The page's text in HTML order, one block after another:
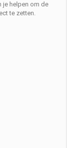
je helpen om de
te zetten.